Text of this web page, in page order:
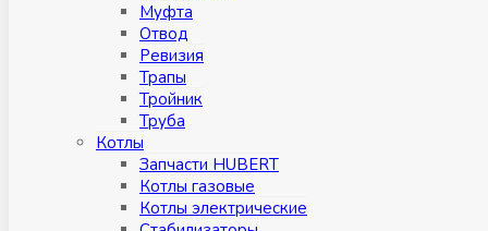
Муфтa
Отвод
Ревизия
Трапы
Тройник
Труба
Котлы
Запчасти HUBERT
Котлы газовые
Котлы электрические